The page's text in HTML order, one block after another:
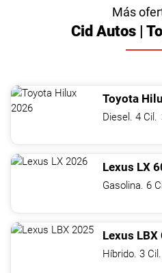
Más
Cid Autos |
Toyota
Diesel. 4 Cil.
Lexus LX
Gasolina. 6
Lexus LBX
Híbrido. 3 Cil.